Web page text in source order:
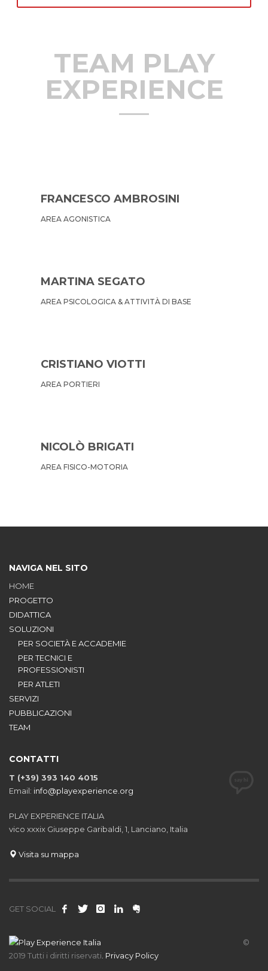
TEAM PLAY
EXPERIENCE
FRANCESCO AMBROSINI
AREA AGONISTICA
MARTINA SEGATO
AREA PSICOLOGICA & ATTIVITÀ DI BASE
CRISTIANO VIOTTI
AREA PORTIERI
NICOLÒ BRIGATI
AREA FISICO-MOTORIA
NAVIGA NEL SITO
HOME
PROGETTO
DIDATTICA
SOLUZIONI
PER SOCIETÀ E ACCADEMIE
PER TECNICI E
PROFESSIONISTI
PER ATLETI
SERVIZI
PUBBLICAZIONI
TEAM
CONTATTI
T (+39) 393 140 4015
Email: info@playexperience.org
PLAY EXPERIENCE ITALIA
vico xxxix Giuseppe Garibaldi, 1, Lanciano, Italia
Visita su mappa
GET SOCIAL
©
2019 Tutti i diritti riservati Privacy Policy